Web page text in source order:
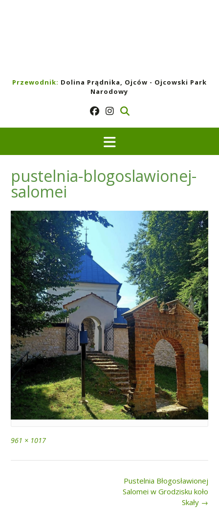
Przewodnik: Dolina Prądnika, Ojców - Ojcowski Park
Narodowy
pustelnia-blogoslawionej-
salomei
Full
961 × 1017
Pustelnia Błogosławionej
Salomei w Grodzisku koło
Skały →